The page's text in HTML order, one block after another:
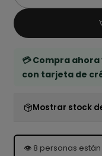
💳 Compra
con tarjeta de
Mostrar stock
👁️ 8 personas